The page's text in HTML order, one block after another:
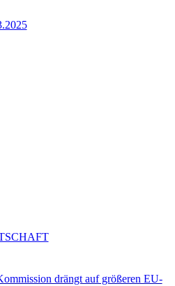
drängt auf größeren EU-